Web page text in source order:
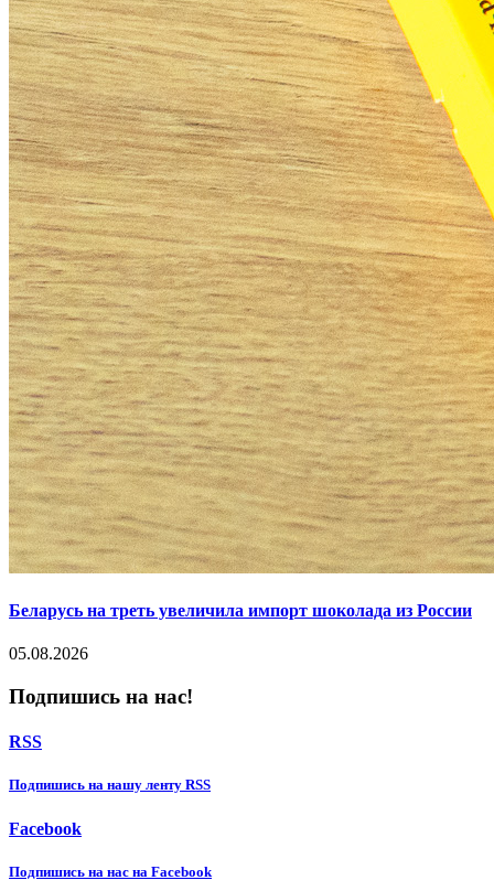
Беларусь на треть увеличила импорт шоколада из России
05.08.2026
Подпишись на нас!
RSS
Подпишиcь на нашу ленту RSS
Facebook
Подпишиcь на нас на Facebook